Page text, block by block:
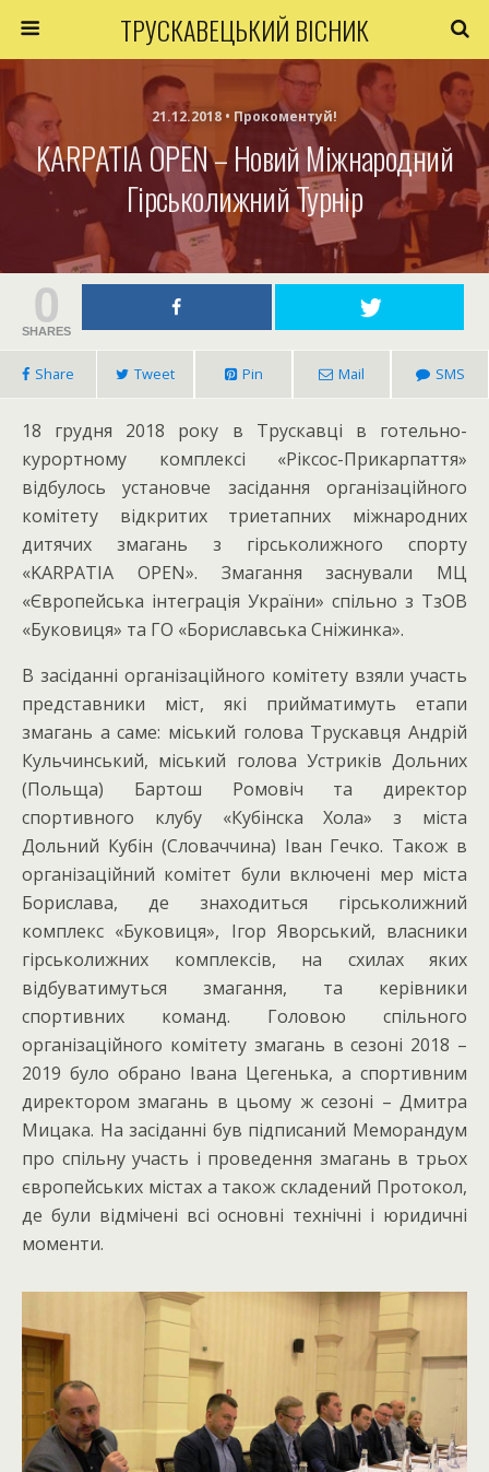
ТРУСКАВЕЦЬКИЙ ВІСНИК
21.12.2018 • Прокоментуй!
KARPATIA OPEN – Новий Міжнародний
Гірськолижний Турнір
0
SHARES
Share Tweet Pin Mail SMS
18 грудня 2018 року в Трускавці в готельно-
курортному комплексі «Ріксос-Прикарпаття»
відбулось установче засідання організаційного
комітету відкритих триетапних міжнародних
дитячих змагань з гірськолижного спорту
«KARPATIA OPEN». Змагання заснували МЦ
«Європейська інтеграція України» спільно з ТзОВ
«Буковиця» та ГО «Бориславська Сніжинка».
В засіданні організаційного комітету взяли участь
представники міст, які прийматимуть етапи
змагань а саме: міський голова Трускавця Андрій
Кульчинський, міський голова Устриків Дольних
(Польща) Бартош Ромовіч та директор
спортивного клубу «Кубінска Хола» з міста
Дольний Кубін (Словаччина) Іван Гечко. Також в
організаційний комітет були включені мер міста
Борислава, де знаходиться гірськолижний
комплекс «Буковиця», Ігор Яворський, власники
гірськолижних комплексів, на схилах яких
відбуватимуться змагання, та керівники
спортивних команд. Головою спільного
організаційного комітету змагань в сезоні 2018 –
2019 було обрано Івана Цегенька, а спортивним
директором змагань в цьому ж сезоні – Дмитра
Мицака. На засіданні був підписаний Меморандум
про спільну участь і проведення змагань в трьох
європейських містах а також складений Протокол,
де були відмічені всі основні технічні і юридичні
моменти.